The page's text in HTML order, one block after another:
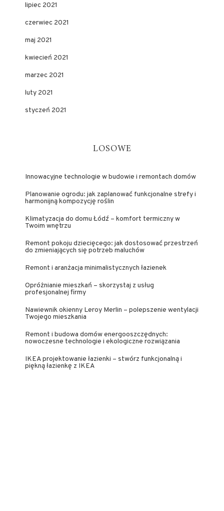
lipiec 2021
czerwiec 2021
maj 2021
kwiecień 2021
marzec 2021
luty 2021
styczeń 2021
LOSOWE
Innowacyjne technologie w budowie i remontach domów
Planowanie ogrodu: jak zaplanować funkcjonalne strefy i
harmonijną kompozycję roślin
Klimatyzacja do domu Łódź – komfort termiczny w
Twoim wnętrzu
Remont pokoju dziecięcego: jak dostosować przestrzeń
do zmieniających się potrzeb maluchów
Remont i aranżacja minimalistycznych łazienek
Opróżnianie mieszkań – skorzystaj z usług
profesjonalnej firmy
Nawiewnik okienny Leroy Merlin – polepszenie wentylacji
Twojego mieszkania
Remont i budowa domów energooszczędnych:
nowoczesne technologie i ekologiczne rozwiązania
IKEA projektowanie łazienki – stwórz funkcjonalną i
piękną łazienkę z IKEA